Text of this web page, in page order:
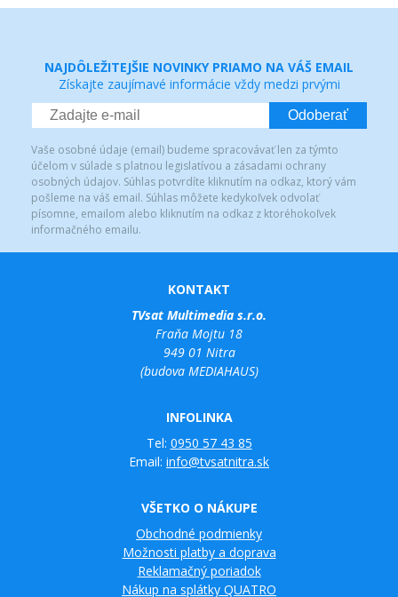
NAJDÔLEŽITEJŠIE NOVINKY PRIAMO NA VÁŠ EMAIL
Získajte zaujímavé informácie vždy medzi prvými
Odoberať
Vaše osobné údaje (email) budeme spracovávať len za týmto
účelom v súlade s platnou legislatívou a zásadami ochrany
osobných údajov. Súhlas potvrdíte kliknutím na odkaz, ktorý vám
pošleme na váš email. Súhlas môžete kedykoľvek odvolať
písomne, emailom alebo kliknutím na odkaz z ktoréhokoľvek
informačného emailu.
KONTAKT
TVsat Multimedia s.r.o.
Fraňa Mojtu 18
949 01 Nitra
(budova MEDIAHAUS)
INFOLINKA
Tel: 0950 57 43 85
Email: info@tvsatnitra.sk
VŠETKO O NÁKUPE
Obchodné podmienky
Možnosti platby a doprava
Reklamačný poriadok
Nákup na splátky QUATRO